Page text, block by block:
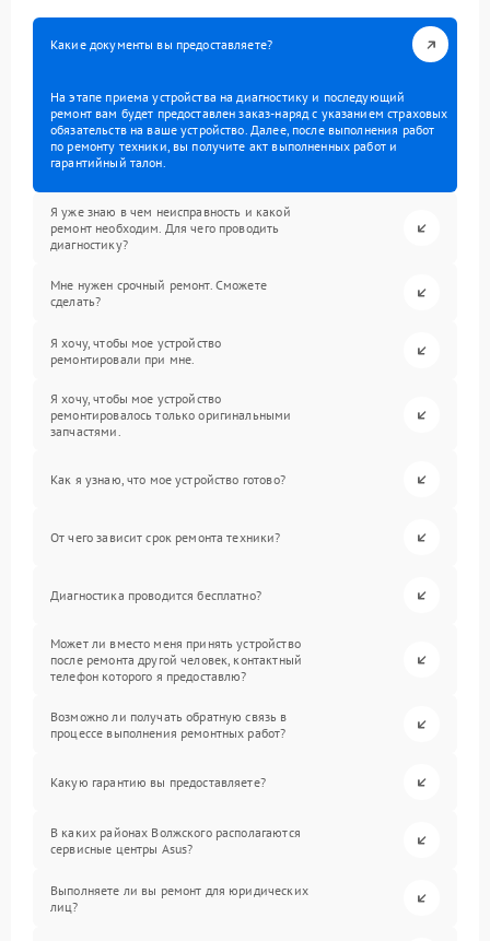
Какие документы вы предоставляете?
На этапе приема устройства на диагностику и последующий
ремонт вам будет предоставлен заказ-наряд с указанием страховых
обязательств на ваше устройство. Далее, после выполнения работ
по ремонту техники, вы получите акт выполненных работ и
гарантийный талон.
Я уже знаю в чем неисправность и какой
ремонт необходим. Для чего проводить
диагностику?
Мне нужен срочный ремонт. Сможете
сделать?
Я хочу, чтобы мое устройство
ремонтировали при мне.
Я хочу, чтобы мое устройство
ремонтировалось только оригинальными
запчастями.
Как я узнаю, что мое устройство готово?
От чего зависит срок ремонта техники?
Диагностика проводится бесплатно?
Может ли вместо меня принять устройство
после ремонта другой человек, контактный
телефон которого я предоставлю?
Возможно ли получать обратную связь в
процессе выполнения ремонтных работ?
Какую гарантию вы предоставляете?
В каких районах Волжского располагаются
сервисные центры Asus?
Выполняете ли вы ремонт для юридических
лиц?